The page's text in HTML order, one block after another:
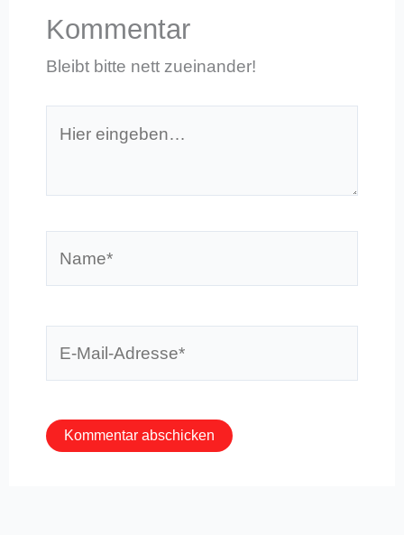
Kommentar
Bleibt bitte nett zueinander!
eingeben…